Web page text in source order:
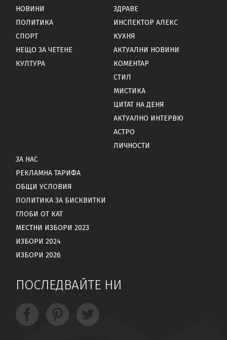
НОВИНИ
ПОЛИТИКА
СПОРТ
НЕЩО ЗА ЧЕТЕНЕ
КУЛТУРА
ЗДРАВЕ
ИНСПЕКТОР АЛЕКС
КУХНЯ
АКТУАЛНИ НОВИНИ
КОМЕНТАР
СТИЛ
МИСТИКА
ЦИТАТ НА ДЕНЯ
АКТУАЛНО ИНТЕРВЮ
АСТРО
ЛИЧНОСТИ
ЗА НАС
РЕКЛАМНА ТАРИФА
ОБЩИ УСЛОВИЯ
ПОЛИТИКА ЗА БИСКВИТКИ
ГЛОБИ ОТ КАТ
МЕСТНИ ИЗБОРИ 2023
ИЗБОРИ 2024
ИЗБОРИ 2026
ПОСЛЕДВАЙТЕ НИ